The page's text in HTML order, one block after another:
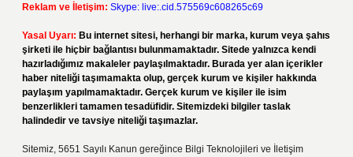
Reklam ve İletişim: Skype: live:.cid.575569c608265c69
Yasal Uyarı: Bu internet sitesi, herhangi bir marka, kurum veya şahıs
şirketi ile hiçbir bağlantısı bulunmamaktadır. Sitede yalnızca kendi
hazırladığımız makaleler paylaşılmaktadır. Burada yer alan içerikler
haber niteliği taşımamakta olup, gerçek kurum ve kişiler hakkında
paylaşım yapılmamaktadır. Gerçek kurum ve kişiler ile isim
benzerlikleri tamamen tesadüfidir. Sitemizdeki bilgiler taslak
halindedir ve tavsiye niteliği taşımazlar.
Sitemiz, 5651 Sayılı Kanun gereğince Bilgi Teknolojileri ve İletişim